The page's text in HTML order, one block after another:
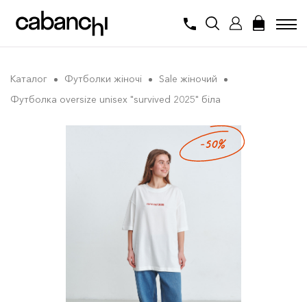
Каталог Футболки жіночі
Sale жіночий
Футболка oversize unisex "survived 2025" біла
-50%